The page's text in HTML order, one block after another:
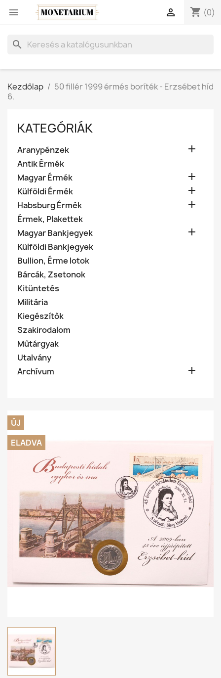
 shopping_cart (0)

search
Kezdőlap
50 fillér 1999 érmés boríték - Erzsébet híd
6.
KATEGÓRIÁK
Aranypénzek 
Antik Érmék
Magyar Érmék

Külföldi Érmék 
Habsburg Érmék 
Érmek, Plakettek
Magyar Bankjegyek

Külföldi Bankjegyek
Bullion, Érme lotok
Bárcák, Zsetonok
Kitüntetés
Militária
Kiegészítők
Szakirodalom
Műtárgyak
Utalvány
Archívum

ÚJ
ELADVA